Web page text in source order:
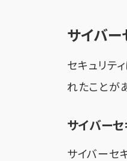
サイバー
セキュリテ
れたことが
サイバーセ
サイバーセ